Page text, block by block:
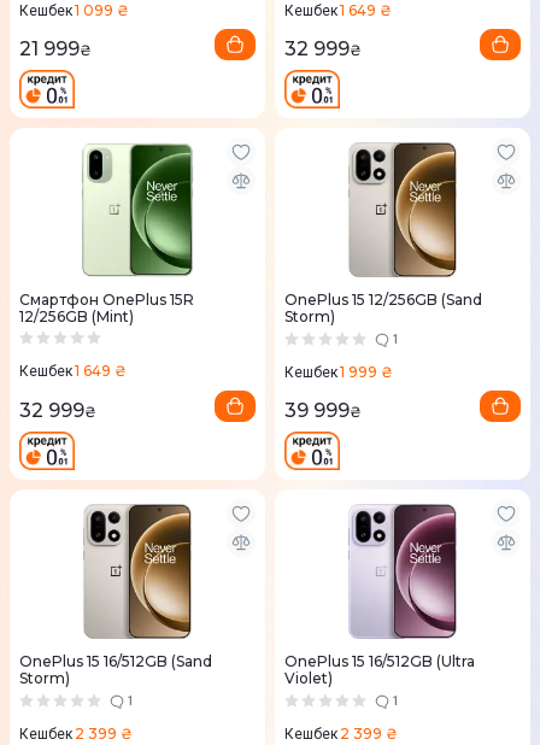
Кешбек1 099 ₴
21 999₴
Кешбек1 649 ₴
32 999₴
Смартфон OnePlus 15R
12/256GB (Mint)
Кешбек1 649 ₴
32 999₴
OnePlus 15 12/256GB (Sand
Storm)
1
Кешбек1 999 ₴
39 999₴
OnePlus 15 16/512GB (Sand
Storm)
1
Кешбек 2 399 ₴
OnePlus 15 16/512GB (Ultra
Violet)
1
Кешбек 2 399 ₴